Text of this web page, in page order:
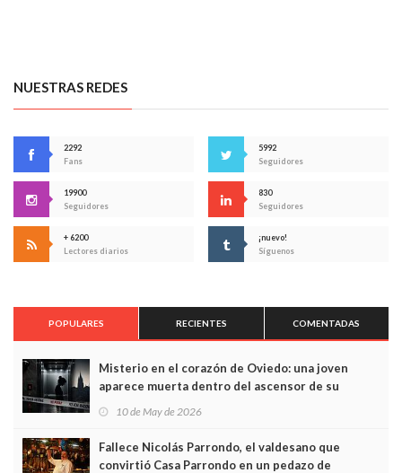
NUESTRAS REDES
2292
Fans
5992
Seguidores
19900
Seguidores
830
Seguidores
+ 6200
Lectores diarios
¡nuevo!
Síguenos
POPULARES RECIENTES COMENTADAS
Misterio en el corazón de Oviedo: una joven
aparece muerta dentro del ascensor de su
edificio y las cámaras captan sus últimos minutos
10 de May de 2026
Fallece Nicolás Parrondo, el valdesano que
convirtió Casa Parrondo en un pedazo de